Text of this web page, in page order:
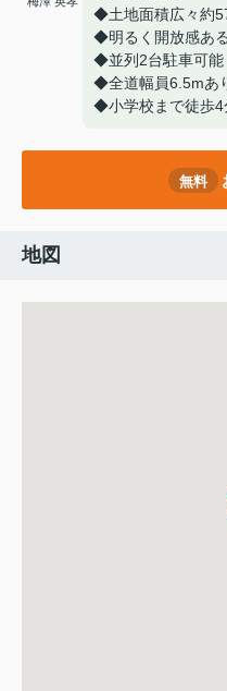
◆土地面積広々約
◆明るく開放感あ
◆並列2台駐車可能
◆全道幅員6.5mあ
◆小学校まで徒歩4
無料
地図